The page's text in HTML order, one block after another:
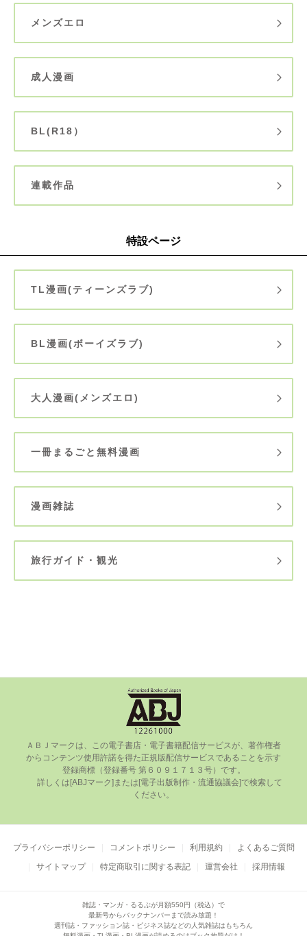
メンズエロ
成人漫画
BL(R18）
連載作品
特設ページ
TL漫画(ティーンズラブ)
BL漫画(ボーイズラブ)
大人漫画(メンズエロ)
一冊まるごと無料漫画
漫画雑誌
旅行ガイド・観光
ＡＢＪマークは、この電⼦書店・電⼦書籍配信サービスが、著作権者
からコンテンツ使⽤許諾を得た正規版配信サービスであることを⽰す
登録商標（登録番号 第６０９１７１３号）です。
ください。
プライバシーポリシー コメントポリシー 利用規約
よくあるご質問
サイトマップ
特定商取引に関する表記 運営会社 採用情報
雑誌・マンガ・るるぶが月額550円（税込）で
最新号からバックナンバーまで読み放題！
週刊誌・ファッション誌・ビジネス誌などの人気雑誌はもちろん